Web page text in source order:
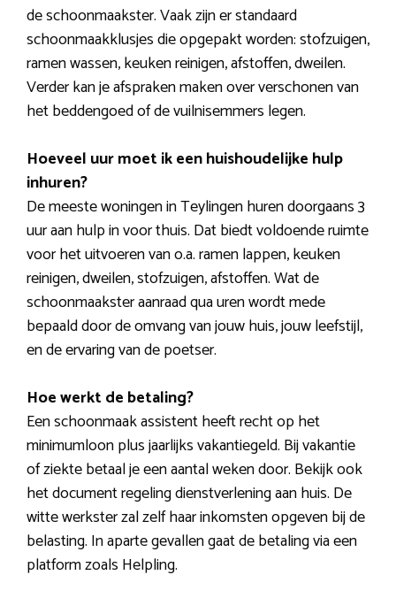
de schoonmaakster. Vaak zijn er standaard
schoonmaakklusjes die opgepakt worden: stofzuigen,
ramen wassen, keuken reinigen, afstoffen, dweilen.
Verder kan je afspraken maken over verschonen van
het beddengoed of de vuilnisemmers legen.
Hoeveel uur moet ik een huishoudelijke hulp
inhuren?
De meeste woningen in Teylingen huren doorgaans 3
uur aan hulp in voor thuis. Dat biedt voldoende ruimte
voor het uitvoeren van o.a. ramen lappen, keuken
reinigen, dweilen, stofzuigen, afstoffen. Wat de
schoonmaakster aanraad qua uren wordt mede
bepaald door de omvang van jouw huis, jouw leefstijl,
en de ervaring van de poetser.
Hoe werkt de betaling?
Een schoonmaak assistent heeft recht op het
minimumloon plus jaarlijks vakantiegeld. Bij vakantie
of ziekte betaal je een aantal weken door. Bekijk ook
het document regeling dienstverlening aan huis. De
witte werkster zal zelf haar inkomsten opgeven bij de
belasting. In aparte gevallen gaat de betaling via een
platform zoals Helpling.